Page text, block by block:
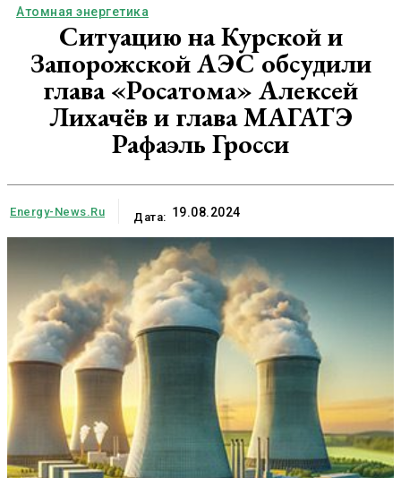
Атомная энергетика
Ситуацию на Курской и
Запорожской АЭС обсудили
глава «Росатома» Алексей
Лихачёв и глава МАГАТЭ
Рафаэль Гросси
Energy-News.ru Дата: 19.08.2024